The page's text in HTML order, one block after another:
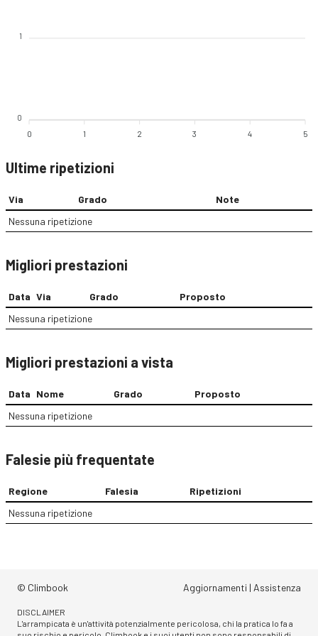
1
0
0 1 2 3 4 5
Ultime ripetizioni
Via Grado
Note
Nessuna ripetizione
Migliori prestazioni
Data Via Grado
Proposto
Nessuna ripetizione
Migliori prestazioni a vista
Data Nome Grado
Proposto
Nessuna ripetizione
Falesie più frequentate
Regione Falesia
Ripetizioni
Nessuna ripetizione
© Climbook Aggiornamenti | Assistenza
DISCLAIMER
L'arrampicata è un'attività potenzialmente pericolosa, chi la pratica lo fa a